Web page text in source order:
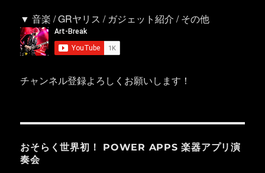
▼ 音楽 / GRヤリス / ガジェット紹介 / その他
チャンネル登録よろしくお願いします！
おそらく世界初！ POWER APPS 楽器アプリ演
奏会